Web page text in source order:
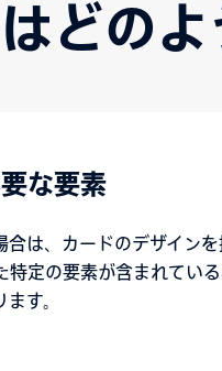
どの
な要素
合は、カードのデザイン
特定の要素が含まれてい
す。